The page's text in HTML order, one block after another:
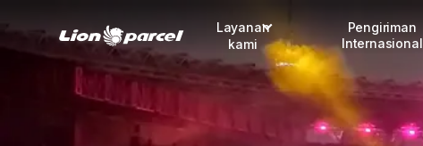
Layanan
kami
Pengiriman
COD
Pengiriman
Internasional